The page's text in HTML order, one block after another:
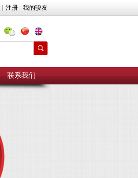
注册 我的骏友
联系我们